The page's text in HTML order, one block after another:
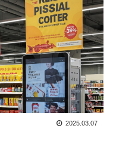
2025.03.07